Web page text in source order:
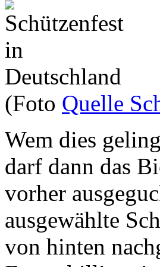
(Foto Quelle
Wem dies
darf dann das
vorher
ausgewählte
von hinten